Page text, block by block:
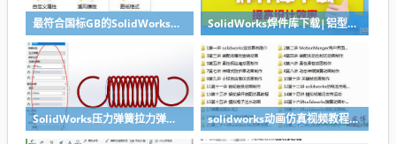
最符合国标GB的SolidWorks图纸格式和图纸模板下载-溪风专用版 SolidWorks焊件库下载|铝型材库下载|附sw焊件库添加配置使用教程
SolidWorks压力弹簧拉力弹簧扭力弹簧涡卷弹簧自动生成宏程序下载 solidworks动画仿真视频教程-学SolidWorks动画必看视频